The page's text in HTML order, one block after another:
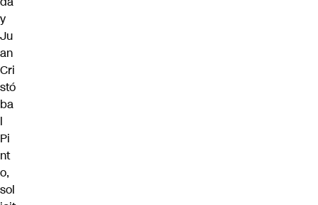
y
Ju
an
Cri
stó
ba
l
Pi
nt
o,
sol